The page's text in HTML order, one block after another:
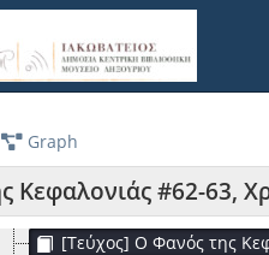
Graph
Κεφαλονιάς #62-63,
[Τεύχος] Ο Λύχνος #7,
[Τεύχος] Ο Λύχνος #8,
[Τεύχος] Ο Λύχνος #9,
[Τεύχος] Ο Φανός της
[Τεύχος] Ο Φανός της
[Τεύχος] Ο Φανός της
[Τεύχος] Ο Φανός της
[Τεύχος] Ο Φανός της